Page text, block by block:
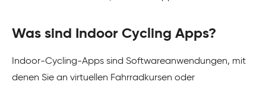
Was sind Indoor Cycling Apps?
Indoor-Cycling-Apps sind Softwareanwendungen, mit
denen Sie an virtuellen Fahrradkursen oder